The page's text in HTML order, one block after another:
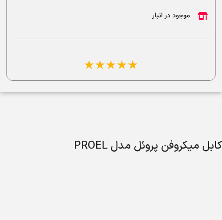
موجود در انبار
☆
☆
☆
☆
☆
کابل میکروفن پروئل مدل PROEL